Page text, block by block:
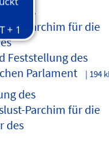
des
Parchim für die
Feststellung des
Parlament
| 194
des
Parchim für die
des